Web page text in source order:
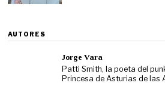
AUTORES
Jorge Vara
Patti Smith, la poeta del
Princesa de Asturias de las